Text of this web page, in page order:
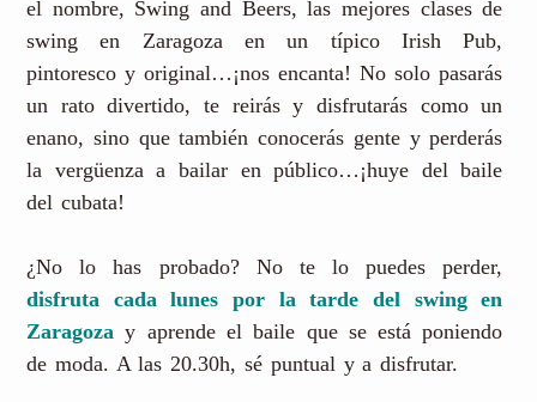
el nombre, Swing and Beers, las mejores clases de
swing en Zaragoza en un típico Irish Pub,
pintoresco y original…¡nos encanta! No solo pasarás
un rato divertido, te reirás y disfrutarás como un
enano, sino que también conocerás gente y perderás
la vergüenza a bailar en público…¡huye del baile
del cubata!
¿No lo has probado? No te lo puedes perder,
disfruta cada lunes por la tarde del swing en
Zaragoza y aprende el baile que se está poniendo
de moda. A las 20.30h, sé puntual y a disfrutar.